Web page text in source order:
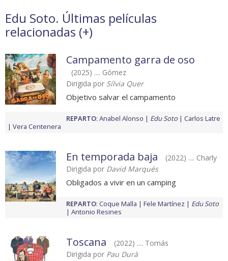
Edu Soto. Últimas películas
relacionadas (+)
Campamento garra de oso
(2025) .... Gómez
Dirigida por Sílvia Quer
Objetivo salvar el campamento
REPARTO: Anabel Alonso Edu Soto
Carlos Latre
Vera Centenera
En temporada baja
(2022) .... Charly
Dirigida por David Marqués
Obligados a vivir en un camping
REPARTO: Coque Malla Fele Martínez
Edu Soto
Antonio Resines
Toscana
(2022) .... Tomás
Dirigida por Pau Durà